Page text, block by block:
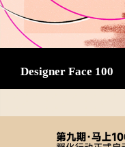
Designer Face 100